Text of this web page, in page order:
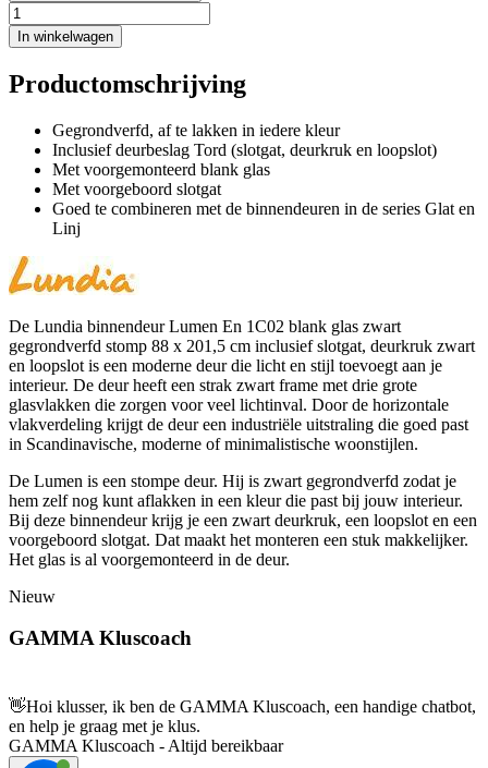
In winkelwagen
Productomschrijving
Gegrondverfd, af te lakken in iedere kleur
Inclusief deurbeslag Tord (slotgat, deurkruk en loopslot)
Met voorgemonteerd blank glas
Met voorgeboord slotgat
Goed te combineren met de binnendeuren in de series Glat en
Linj
De Lundia binnendeur Lumen En 1C02 blank glas zwart
gegrondverfd stomp 88 x 201,5 cm inclusief slotgat, deurkruk zwart
en loopslot is een moderne deur die licht en stijl toevoegt aan je
interieur. De deur heeft een strak zwart frame met drie grote
glasvlakken die zorgen voor veel lichtinval. Door de horizontale
vlakverdeling krijgt de deur een industriële uitstraling die goed past
in Scandinavische, moderne of minimalistische woonstijlen.
De Lumen is een stompe deur. Hij is zwart gegrondverfd zodat je
hem zelf nog kunt aflakken in een kleur die past bij jouw interieur.
Bij deze binnendeur krijg je een zwart deurkruk, een loopslot en een
voorgeboord slotgat. Dat maakt het monteren een stuk makkelijker.
Het glas is al voorgemonteerd in de deur.
Nieuw
GAMMA Kluscoach
👋Hoi klusser, ik ben de GAMMA Kluscoach, een handige chatbot,
en help je graag met je klus.
GAMMA Kluscoach - Altijd bereikbaar